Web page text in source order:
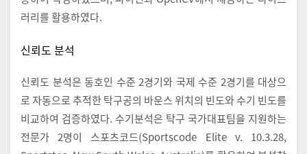
러리를 활용하였다.
신뢰도 분석
신뢰도 분석은 동호인 수준 2경기와 국제 수준 2경기를 대상으
로 자동으로 추적한 탁구공의 바운스 위치의 빈도와 수기 빈도를
비교하여 검증하였다. 수기분석은 탁구 국가대표팀을 지원하는
전문가 2명이 스포츠코드(Sportscode Elite v. 10.3.28,